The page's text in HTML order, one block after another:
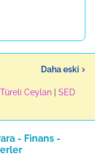
Daha eski
Türeli Ceylan
SED
- Finans -